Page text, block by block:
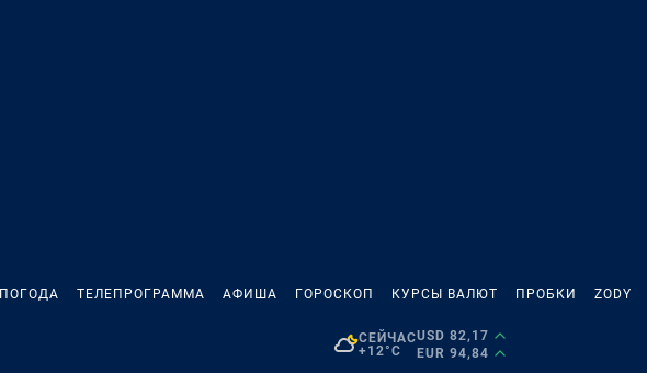
ПОГОДА ТЕЛЕПРОГРАММА АФИША ГОРОСКОП КУРСЫ ВАЛЮТ ПРОБКИ ZODY
СЕЙЧАС
+12°C
USD 82,17
EUR 94,84